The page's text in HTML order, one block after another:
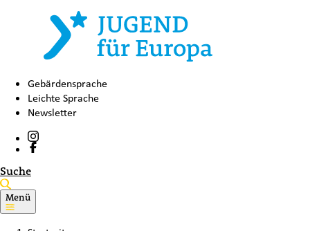
Gebärdensprache
Leichte Sprache
Newsletter
Suche
Menü